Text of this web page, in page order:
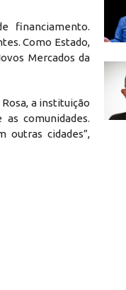
financiamento.
Como Estado,
Mercados da
a instituição
comunidades.
outras cidades”,